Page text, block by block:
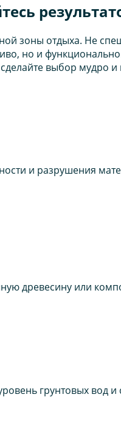
зоны отдыха. Не
но и
выбор мудро и
и разрушения
древесину или
грунтовых вод